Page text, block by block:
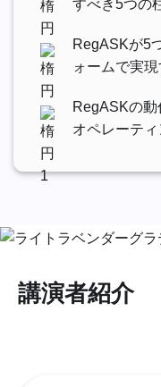
すべき5つの
RegASKが5
ォームで実
RegASKの動
オペレーテ
講演者紹介